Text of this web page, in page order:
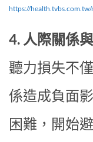
https://
4. 人際關係
聽力損失不
係造成負面
困難，開始